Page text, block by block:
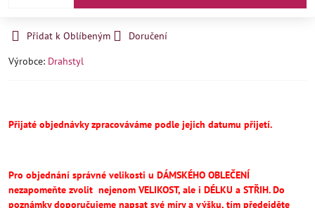
Přidat k Oblíbeným
Doručení
Výrobce: Drahstyl
Přijaté objednávky zpracováváme podle jejich datumu přijetí.
Pro objednání správné velikosti u DÁMSKÉHO OBLEČENÍ
nezapomeňte zvolit nejenom VELIKOST, ale i DÉLKU a STŘIH.Do
poznámky doporučujeme napsat své míry a výšku, tím předejděte